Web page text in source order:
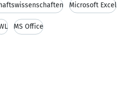
Microsoft Excel
MS Office